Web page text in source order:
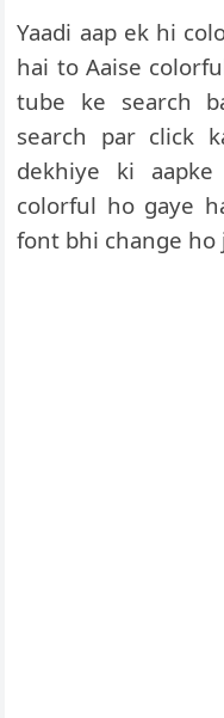
Yaadi aap ek hi
hai to Aaise
tube ke search
search par click
dekhiye ki
colorful ho gaye
font bhi change ho